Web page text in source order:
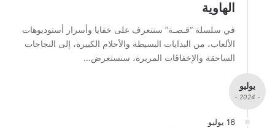
الهاوية
في سلسلة “قـصـة” سنتعرف على خفايا وأسرار أستوديوهات
الألعاب، من البدايات البسيطة والأحلام الكبيرة، إلى النجاحات
الساحقة والإخفاقات المريرة، سنستعرض…
يوليو
- 2024 -
16 يوليو